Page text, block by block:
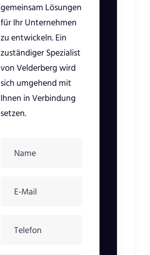
gemeinsam Lösungen
für Ihr Unternehmen
zu entwickeln. Ein
zuständiger Spezialist
von Velderberg wird
sich umgehend mit
Ihnen in Verbindung
setzen.